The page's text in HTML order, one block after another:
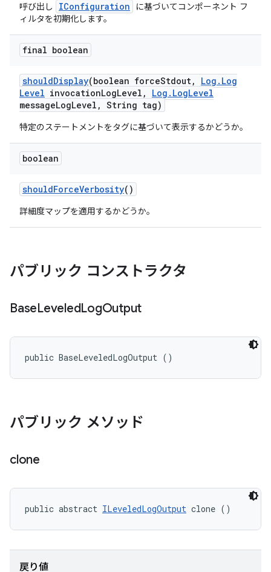
呼び出し IConfiguration
に基づいてコンポーネント フ
ィルタを初期化します。
final boolean
shouldDisplay(boolean forceStdout, Log . Log
Level invocationLogLevel , Log . LogLevel
messageLogLevel , String tag)
特定のステートメントをタグに基づいて表示するかどうか。
boolean
shouldForceVerbosity()
詳細度マップを適用するかどうか。
パブリック コンストラクタ
BaseLeveledLogOutput
public BaseLeveledLogOutput ()
パブリック メソッド
clone
public abstract ILeveledLogOutput clone ()
戻り値